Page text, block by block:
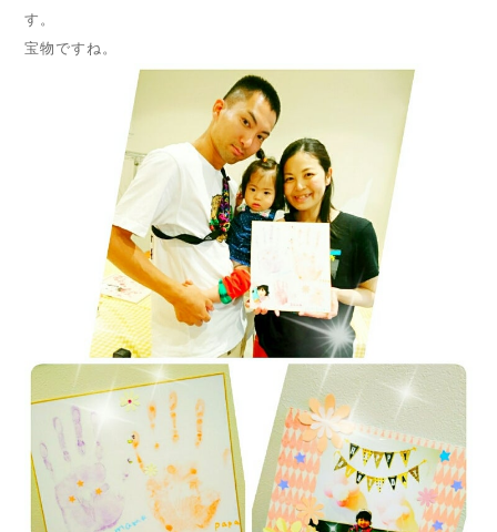
す。
宝物ですね。